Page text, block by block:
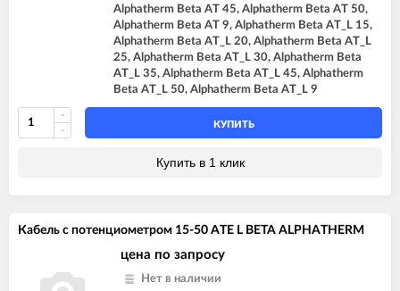
Alphatherm Beta AT 45, Alphatherm Beta AT 50,
Alphatherm Beta AT 9, Alphatherm Beta AT_L 15,
Alphatherm Beta AT_L 20, Alphatherm Beta AT_L
25, Alphatherm Beta AT_L 30, Alphatherm Beta
AT_L 35, Alphatherm Beta AT_L 45, Alphatherm
Beta AT_L 50, Alphatherm Beta AT_L 9
КУПИТЬ
Купить в 1 клик
Кабель с потенциометром 15-50 ATE L BETA ALPHATHERM
цена по запросу
Нет в наличии